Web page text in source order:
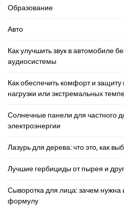
Образование
Авто
Как улучшить звук в автомобиле
аудиосистемы
Как обеспечить комфорт и
нагрузки или экстремальных
Солнечные панели для частного
электроэнергии
Лазурь для дерева: что это, как
Лучшие гербициды от пырея и
Сыворотка для лица: зачем нужна
формулу